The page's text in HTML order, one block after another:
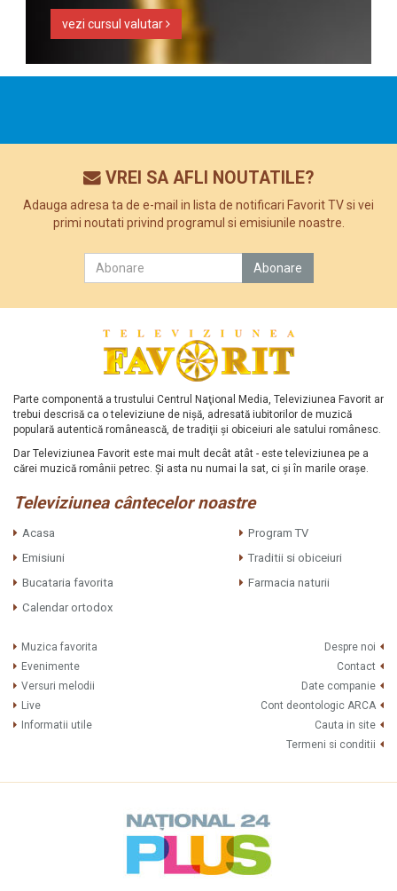
vezi cursul valutar
VREI SA AFLI NOUTATILE?
Adauga adresa ta de e-mail in lista de notificari Favorit TV si vei
primi noutati privind programul si emisiunile noastre.
Parte componentă a trustului Centrul Naţional Media, Televiziunea Favorit ar
trebui descrisă ca o televiziune de nişă, adresată iubitorilor de muzică
populară autentică românească, de tradiţii şi obiceiuri ale satului românesc.
Dar Televiziunea Favorit este mai mult decât atât - este televiziunea pe a
cărei muzică românii petrec. Şi asta nu numai la sat, ci şi în marile oraşe.
Televiziunea cântecelor noastre
Acasa
Program TV
Emisiuni
Traditii si obiceiuri
Bucataria favorita
Farmacia naturii
Calendar ortodox
Muzica favorita
Evenimente
Versuri melodii
Live
Informatii utile
Despre noi
Contact
Date companie
Cont deontologic ARCA
Cauta in site
Termeni si conditii